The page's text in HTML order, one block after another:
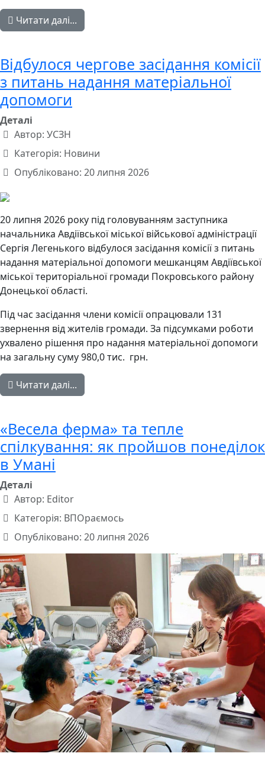
Читати далі...
Відбулося чергове засідання комісії
з питань надання матеріальної
допомоги
Деталі
Автор: УСЗН
Категорія: Новини
Опубліковано: 20 липня 2026
20 липня 2026 року під головуванням заступника
начальника Авдіївської міської військової адміністрації
Сергія Легенького відбулося засідання комісії з питань
надання матеріальної допомоги мешканцям Авдіївської
міської територіальної громади Покровського району
Донецької області.
Під час засідання члени комісії опрацювали 131
звернення від жителів громади. За підсумками роботи
ухвалено рішення про надання матеріальної допомоги
на загальну суму 980,0 тис. грн.
Читати далі...
«Весела ферма» та тепле
спілкування: як пройшов понеділок
в Умані
Деталі
Автор: Editor
Категорія: ВПОраємось
Опубліковано: 20 липня 2026